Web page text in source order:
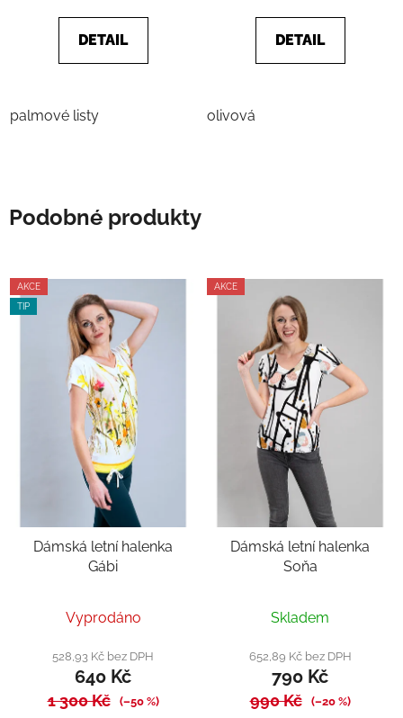
DETAIL
palmové listy
5
DETAIL
olivová
Podobné produkty
AKCE
TIP
Dámská letní halenka
Gábi
hodnocení
produktu
je
5,0
Vyprodáno
528,93 Kč bez DPH
640 Kč
1 300 Kč (–50 %)
AKCE
Dámská letní halenka
Soňa
hodnocení
produktu
je
5,0
Skladem
652,89 Kč bez DPH
790 Kč
990 Kč (–20 %)